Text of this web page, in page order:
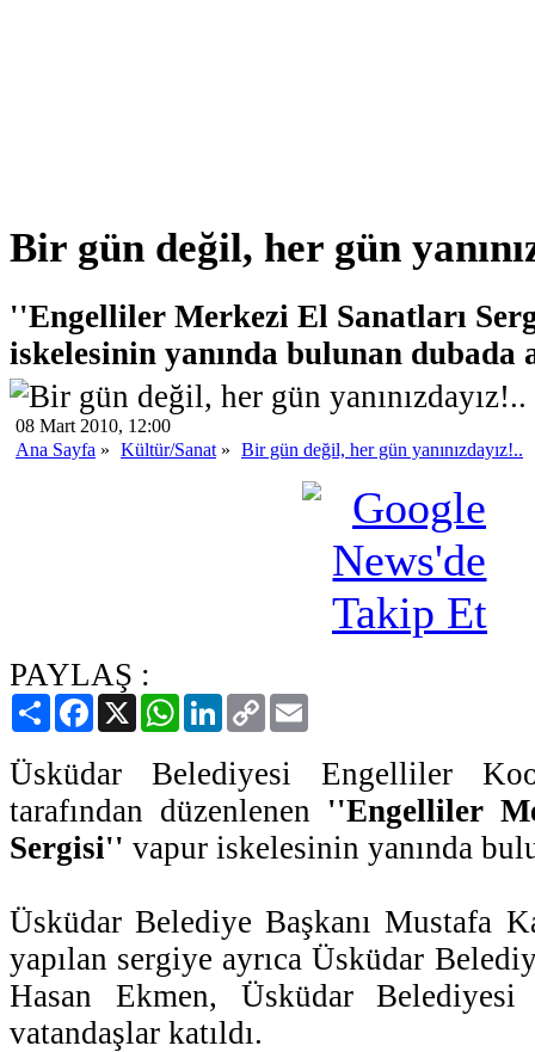
Bir gün değil, her gün
''Engelliler Merkezi El Sanatları
iskelesinin yanında bulunan dubada
08 Mart 2010, 12:00
Ana Sayfa » Kültür/Sanat » Bir gün değil, her gün yanınızdayız!..
PAYLAŞ :
PaylaşFacebook
X WhatsAppLinkedIn
Copy
Link
Üsküdar Belediyesi Engelliler
tarafından düzenlenen ''Engelliler
Sergisi'' vapur iskelesinin yanında
Üsküdar Belediye Başkanı Mustafa
yapılan sergiye ayrıca Üsküdar
Hasan Ekmen, Üsküdar
vatandaşlar katıldı.